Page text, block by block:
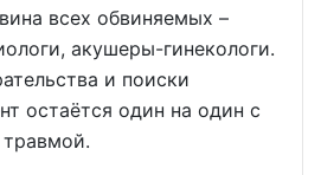
всех обвиняемых –
акушеры-гинекологи.
и поиски
остаётся один на один с
травмой.